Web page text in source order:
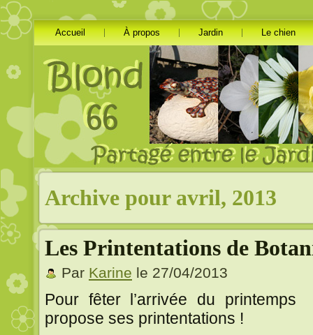
Accueil À propos Jardin Le chien
Archive pour avril, 2013
Les Printentations de
Par Karine le 27/04/2013
Pour fêter l’arrivée du
propose ses printentations !